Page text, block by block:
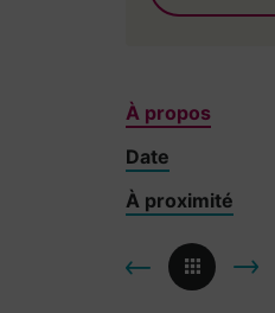
À propos
Date
À proximité